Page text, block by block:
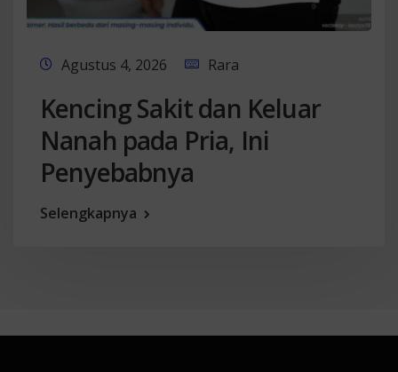
Agustus 4, 2026 Rara
Kencing Sakit dan Keluar
Nanah pada Pria, Ini
Penyebabnya
Selengkapnya